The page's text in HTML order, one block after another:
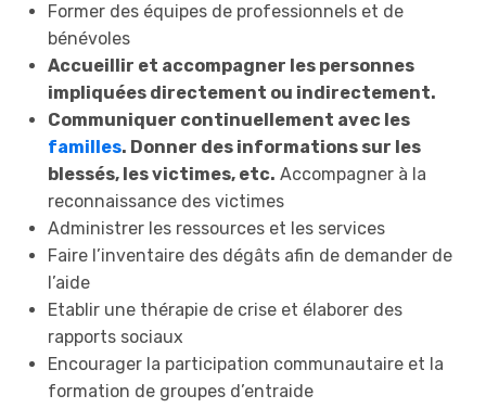
Former des équipes de professionnels et de
bénévoles
Accueillir et accompagner les personnes
impliquées directement ou indirectement.
Communiquer continuellement avec les
familles. Donner des informations sur les
blessés, les victimes, etc. Accompagner à la
reconnaissance des victimes
Administrer les ressources et les services
Faire l’inventaire des dégâts afin de demander de
l’aide
Etablir une thérapie de crise et élaborer des
rapports sociaux
Encourager la participation communautaire et la
formation de groupes d’entraide